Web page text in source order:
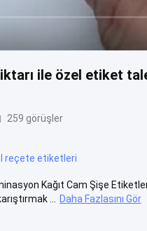
ile özel etiket
259 görüşler
reçete etiketleri
Kağıt Cam Şişe
...
Daha Fazlasını Gör